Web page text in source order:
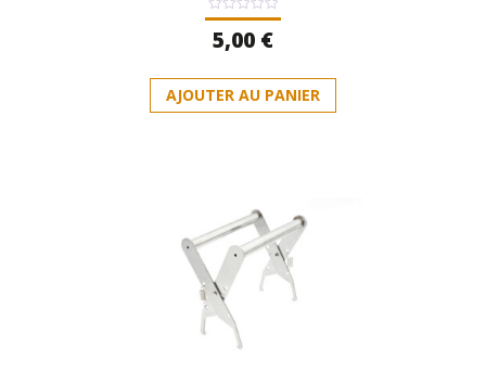
Note
0
sur
5,00 €
AJOUTER AU PANIER